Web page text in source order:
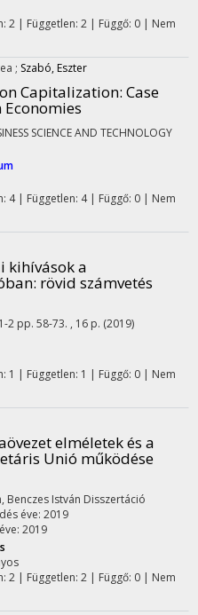
2| Független: 2 | Függő: 0 | Nem
; Szabó, Eszter
Capitalization: Case
SCIENCE AND TECHNOLOGY
4| Független: 4 | Függő: 0 | Nem
kihívások a
: rövid számvetés
1-2 pp. 58-73. , 16 p. (2019)
1 | Független: 1 | Függő: 0 | Nem
elméletek és a
Unió működése
, Benczes István Disszertáció
éve: 2019
2019
2| Független: 2 | Függő: 0 | Nem